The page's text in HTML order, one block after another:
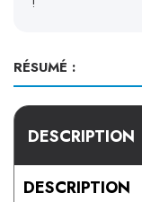
RÉSUMÉ :
DESCRIPTION
DESCRIPTION